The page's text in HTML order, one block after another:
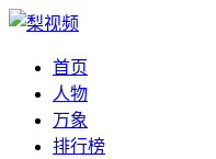
首页
人物
万象
排行榜